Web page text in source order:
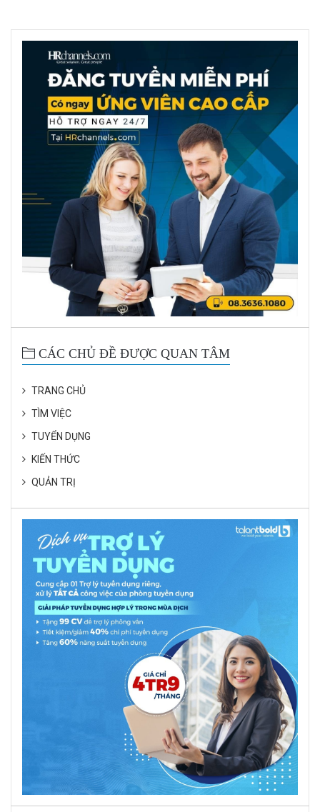
CÁC CHỦ ĐỀ ĐƯỢC QUAN TÂM
TRANG CHỦ
TÌM VIỆC
TUYỂN DỤNG
KIẾN THỨC
QUẢN TRỊ